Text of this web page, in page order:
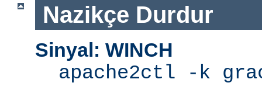
Nazikçe Durdur
Sinyal: WINCH
apache2ctl -k